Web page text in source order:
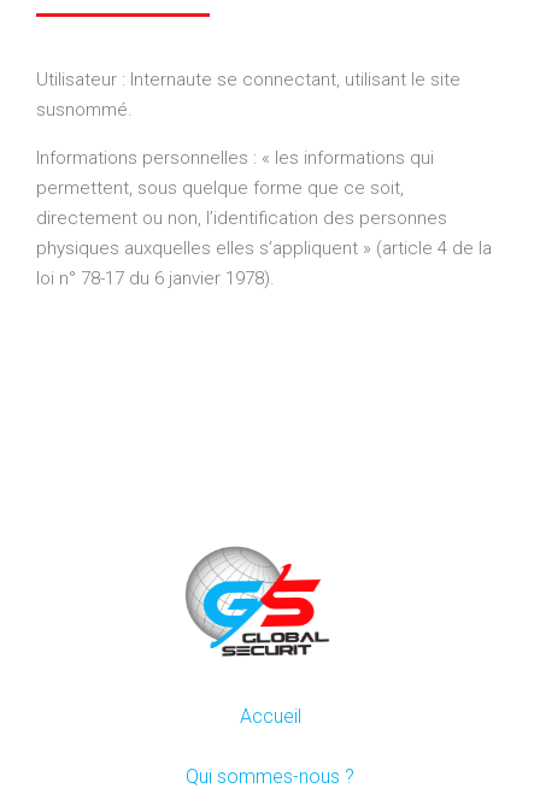
Utilisateur : Internaute se connectant, utilisant le site
susnommé.
Informations personnelles : « les informations qui
permettent, sous quelque forme que ce soit,
directement ou non, l’identification des personnes
physiques auxquelles elles s’appliquent » (article 4 de la
loi n° 78-17 du 6 janvier 1978).
Accueil
Qui sommes-nous ?